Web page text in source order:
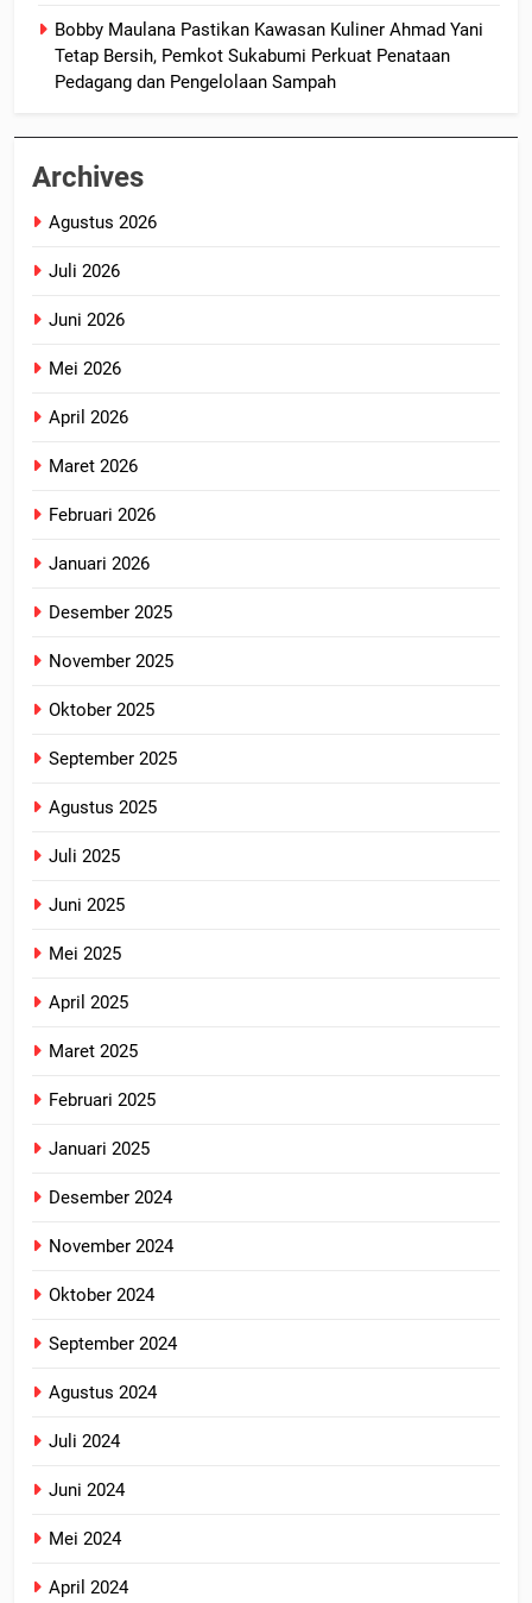
Bobby Maulana Pastikan Kawasan Kuliner Ahmad Yani
Tetap Bersih, Pemkot Sukabumi Perkuat Penataan
Pedagang dan Pengelolaan Sampah
Archives
Agustus 2026
Juli 2026
Juni 2026
Mei 2026
April 2026
Maret 2026
Februari 2026
Januari 2026
Desember 2025
November 2025
Oktober 2025
September 2025
Agustus 2025
Juli 2025
Juni 2025
Mei 2025
April 2025
Maret 2025
Februari 2025
Januari 2025
Desember 2024
November 2024
Oktober 2024
September 2024
Agustus 2024
Juli 2024
Juni 2024
Mei 2024
April 2024